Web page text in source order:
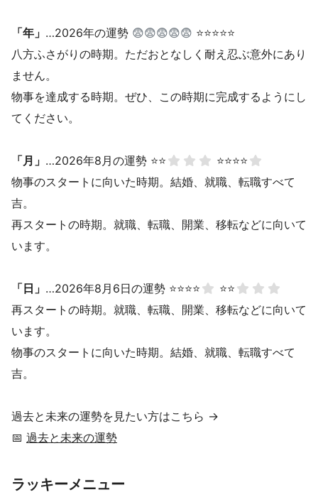
「年」 …2026年の運勢 😨😨😨😨😨 ⭐⭐⭐⭐⭐
八方ふさがりの時期。ただおとなしく耐え忍ぶ意外にあり
ません。
物事を達成する時期。ぜひ、この時期に完成するようにし
てください。
「月」 …2026年8月の運勢 ⭐⭐
⭐⭐⭐⭐
物事のスタートに向いた時期。結婚、就職、転職すべて
吉。
再スタートの時期。就職、転職、開業、移転などに向いて
います。
「日」 …2026年8月6日の運勢 ⭐⭐⭐⭐
⭐⭐
再スタートの時期。就職、転職、開業、移転などに向いて
います。
物事のスタートに向いた時期。結婚、就職、転職すべて
吉。
過去と未来の運勢を見たい方はこちら →
📅 過去と未来の運勢
ラッキーメニュー